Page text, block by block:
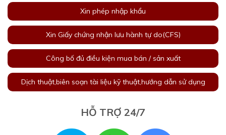
Xin phép nhập khẩu
Xin Giấy chứng nhận lưu hành tự do(CFS)
Công bố đủ điều kiện mua bán / sản xuất
Dịch thuật,biên soạn tài liệu kỹ thuật,hướng dẫn sử dụng
HỖ TRỢ 24/7